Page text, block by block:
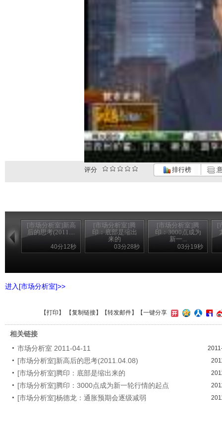
评分 排行榜
[市场分析室]新高
后的思考(2011....
40分12秒
[市场分析室]腾
印：底部是缩出
来的
03分28秒
[市场分析室]腾
印：3000点成为
新一...
03分19秒
[
进入[市场分析室]>>
【打印 】 【复制链接】【转发邮件】 【一键分享
相关链接
市场分析室 2011-04-11
[市场分析室]新高后的思考(2011.04.08)
[市场分析室]腾印：底部是缩出来的
[市场分析室]腾印：3000点成为新一轮行情的起点
[市场分析室]杨德龙：通胀预期会逐级减弱